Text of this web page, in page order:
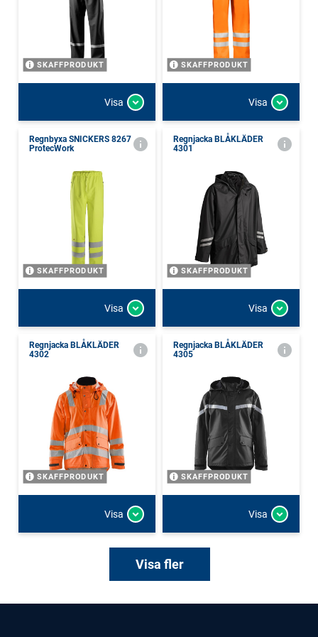
SKAFFPRODUKT
Visa
SKAFFPRODUKT
Visa
Regnbyxa SNICKERS 8267
ProtecWork
SKAFFPRODUKT
Visa
Regnjacka BLÅKLÄDER
4301
SKAFFPRODUKT
Visa
Regnjacka BLÅKLÄDER
4302
SKAFFPRODUKT
Visa
Regnjacka BLÅKLÄDER
4305
SKAFFPRODUKT
Visa
Visa fler